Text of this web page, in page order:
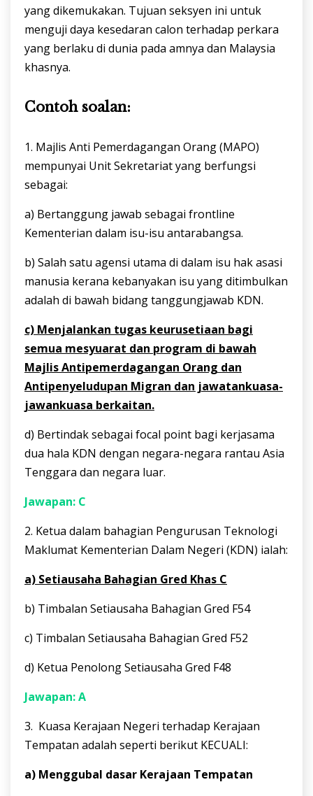
yang dikemukakan. Tujuan seksyen ini untuk
menguji daya kesedaran calon terhadap perkara
yang berlaku di dunia pada amnya dan Malaysia
khasnya.
Contoh soalan:
1. Majlis Anti Pemerdagangan Orang (MAPO)
mempunyai Unit Sekretariat yang berfungsi
sebagai:
a) Bertanggung jawab sebagai frontline
Kementerian dalam isu-isu antarabangsa.
b) Salah satu agensi utama di dalam isu hak asasi
manusia kerana kebanyakan isu yang ditimbulkan
adalah di bawah bidang tanggungjawab KDN.
c) Menjalankan tugas keurusetiaan bagi
semua mesyuarat dan program di bawah
Majlis Antipemerdagangan Orang dan
Antipenyeludupan Migran dan jawatankuasa-
jawankuasa berkaitan.
d) Bertindak sebagai focal point bagi kerjasama
dua hala KDN dengan negara-negara rantau Asia
Tenggara dan negara luar.
Jawapan: C
2. Ketua dalam bahagian Pengurusan Teknologi
Maklumat Kementerian Dalam Negeri (KDN) ialah:
a) Setiausaha Bahagian Gred Khas C
b) Timbalan Setiausaha Bahagian Gred F54
c) Timbalan Setiausaha Bahagian Gred F52
d) Ketua Penolong Setiausaha Gred F48
Jawapan: A
3. Kuasa Kerajaan Negeri terhadap Kerajaan
Tempatan adalah seperti berikut KECUALI:
a) Menggubal dasar Kerajaan Tempatan